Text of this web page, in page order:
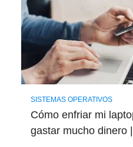
SISTEMAS OPERATIVOS
Cómo enfriar mi
gastar mucho dinero